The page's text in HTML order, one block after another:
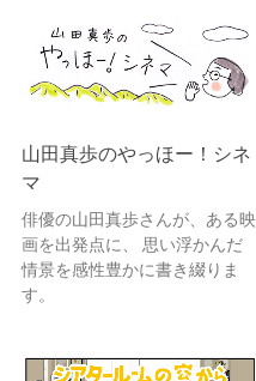
山田真歩のやっほー！シネ
マ
俳優の山田真歩さんが、ある映
画を出発点に、 思い浮かんだ
情景を感性豊かに書き綴りま
す。